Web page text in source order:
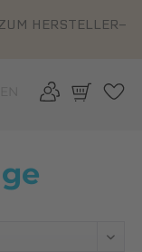
HERSTELLER-